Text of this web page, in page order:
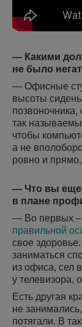
— Какими
не было
— Офисные
высоты
позвоночника,
так
чтобы
а не
ровно и
— Что вы еще
в плане
— Во первых –
правильной
свое
заниматься
из офиса, сел
у телевизора,
Есть другая
не
потягали. В